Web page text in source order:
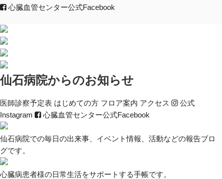
心臓血管センター公式Facebook
仙石病院からのお知らせ
医師診察予定表 はじめての方 フロア案内 アクセス
公式
Instagram
心臓血管センター公式Facebook
仙石病院での毎日の出来事、イベント情報、活動などの報告ブロ
グです。
心臓病患者様の日常生活をサポートする手帳です。